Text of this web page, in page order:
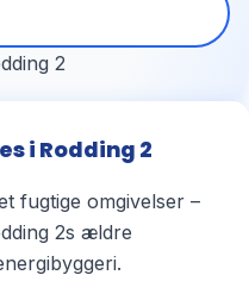
i Rodding 2
fugtige omgivelser –
2s ældre